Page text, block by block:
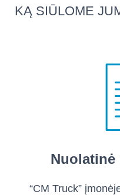
KĄ SIŪLOME
“CM Truck”